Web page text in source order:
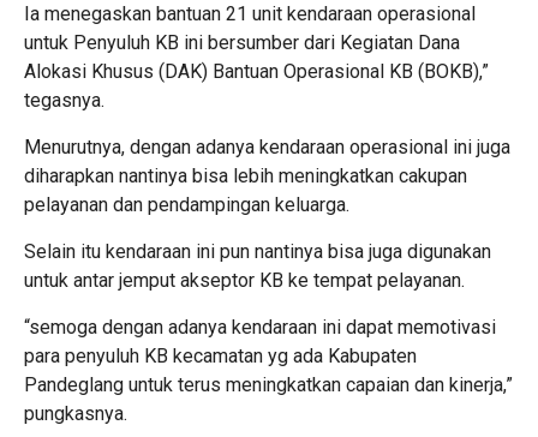
Ia menegaskan bantuan 21 unit kendaraan operasional
untuk Penyuluh KB ini bersumber dari Kegiatan Dana
Alokasi Khusus (DAK) Bantuan Operasional KB (BOKB),”
tegasnya.
Menurutnya, dengan adanya kendaraan operasional ini juga
diharapkan nantinya bisa lebih meningkatkan cakupan
pelayanan dan pendampingan keluarga.
Selain itu kendaraan ini pun nantinya bisa juga digunakan
untuk antar jemput akseptor KB ke tempat pelayanan.
“semoga dengan adanya kendaraan ini dapat memotivasi
para penyuluh KB kecamatan yg ada Kabupaten
Pandeglang untuk terus meningkatkan capaian dan kinerja,”
pungkasnya.